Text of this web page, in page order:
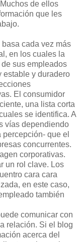
de ellos
que les
cada vez más
en los cuales la
sus empleados
estable y duradero
El consumidor
una lista corta
se identifica. A
vías dependiendo
que el
concurrentes.
corporativas.
un rol clave. Los
cara cara
en este caso,
también
comunicar con
relación. Si el blog
acerca del